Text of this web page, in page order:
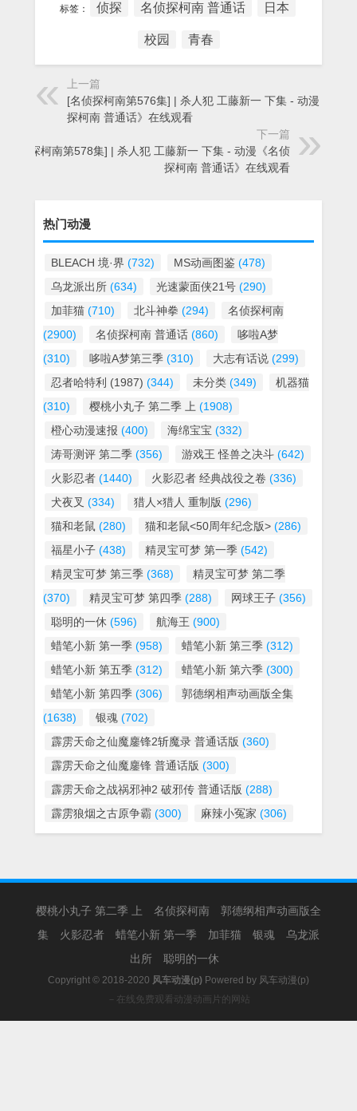
标签： 侦探 名侦探柯南 普通话 日本
校园 青春
上一篇
[名侦探柯南第576集] | 杀人犯 工藤新一 下集 - 动漫《名侦
探柯南 普通话》在线观看
下一篇
[名侦探柯南第578集] | 杀人犯 工藤新一 下集 - 动漫《名侦
探柯南 普通话》在线观看
热门动漫
BLEACH 境·界 (732) MS动画图鉴 (478)
乌龙派出所 (634) 光速蒙面侠21号 (290)
加菲猫 (710) 北斗神拳 (294)
名侦探柯南
(2900)
名侦探柯南 普通话 (860)
哆啦A梦
(310)
哆啦A梦第三季 (310) 大志有话说 (299)
忍者哈特利 (1987) (344) 未分类 (349)
机器猫
(310)
樱桃小丸子 第二季 上 (1908)
橙心动漫速报 (400) 海绵宝宝 (332)
涛哥测评 第二季 (356) 游戏王 怪兽之决斗 (642)
火影忍者 (1440) 火影忍者 经典战役之卷 (336)
犬夜叉 (334) 猎人×猎人 重制版 (296)
猫和老鼠 (280) 猫和老鼠<50周年纪念版> (286)
福星小子 (438) 精灵宝可梦 第一季 (542)
精灵宝可梦 第三季 (368)
精灵宝可梦 第二季
(370)
精灵宝可梦 第四季 (288) 网球王子 (356)
聪明的一休 (596) 航海王 (900)
蜡笔小新 第一季 (958) 蜡笔小新 第三季 (312)
蜡笔小新 第五季 (312) 蜡笔小新 第六季 (300)
蜡笔小新 第四季 (306)
郭德纲相声动画版全集
(1638)
银魂 (702)
霹雳天命之仙魔鏖锋2斩魔录 普通话版 (360)
霹雳天命之仙魔鏖锋 普通话版 (300)
霹雳天命之战祸邪神2 破邪传 普通话版 (288)
霹雳狼烟之古原争霸 (300) 麻辣小冤家 (306)
樱桃小丸子 第二季 上 名侦探柯南
郭德纲相声动画版全
集
火影忍者 蜡笔小新 第一季 加菲猫 银魂
乌龙派
出所
聪明的一休
Copyright © 2018-2020 风车动漫(p) Powered by 风车动漫(p)
－在线免费观看动漫动画片的网站